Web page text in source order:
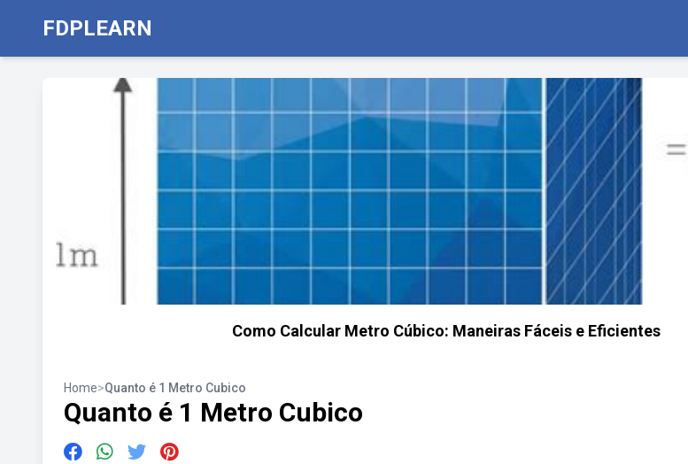
FDPLEARN
Como Calcular Metro Cúbico: Maneiras Fáceis e Eficientes
Home>Quanto é 1 Metro Cubico
Quanto é 1 Metro Cubico